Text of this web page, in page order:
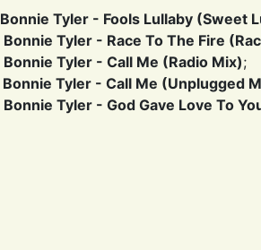
Bonnie Tyler - Fools Lullaby (Sweet
Bonnie Tyler - Race To The Fire
Bonnie Tyler - Call Me (Radio Mix);
Bonnie Tyler - Call Me (Unplugged
Bonnie Tyler - God Gave Love To